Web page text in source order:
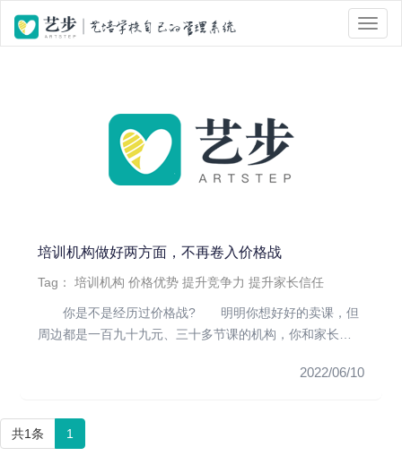
位置 : 首页 > Tag 标签页面 > 价格优势
培训机构做好两方面，不再卷入价格战
Tag：培训机构 价格优势 提升竞争力 提升家长信任
你是不是经历过价格战? 明明你想好好的卖课，但
周边都是一百九十九元、三十多节课的机构，你和家长说
2022/06/10
共1条 1